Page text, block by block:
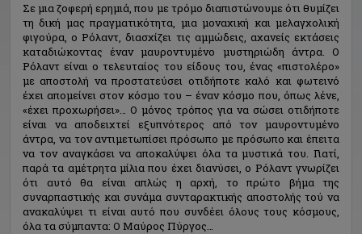
Σε μια ζοφερή ερημιά, που με τρόμο διαπιστώνουμε ότι θυμίζει
τη δική μας πραγματικότητα, μια μοναχική και μελαγχολική
φιγούρα, ο Ρόλαντ, διασχίζει τις αμμώδεις, αχανείς εκτάσεις
καταδιώκοντας έναν μαυροντυμένο μυστηριώδη άντρα. Ο
Ρόλαντ είναι ο τελευταίος του είδους του, ένας «πιστολέρο»
με αποστολή να προστατεύσει οτιδήποτε καλό και φωτεινό
έχει απομείνει στον κόσμο του – έναν κόσμο που, όπως λένε,
«έχει προχωρήσει»… Ο μόνος τρόπος για να σώσει οτιδήποτε
είναι να αποδειχτεί εξυπνότερος από τον μαυροντυμένο
άντρα, να τον αντιμετωπίσει πρόσωπο με πρόσωπο και έπειτα
να τον αναγκάσει να αποκαλύψει όλα τα μυστικά του. Γιατί,
παρά τα αμέτρητα μίλια που έχει διανύσει, ο Ρόλαντ γνωρίζει
ότι αυτό θα είναι απλώς η αρχή, το πρώτο βήμα της
συναρπαστικής και συνάμα συνταρακτικής αποστολής τού να
ανακαλύψει τι είναι αυτό που συνδέει όλους τους κόσμους,
όλα τα σύμπαντα: Ο Μαύρος Πύργος…